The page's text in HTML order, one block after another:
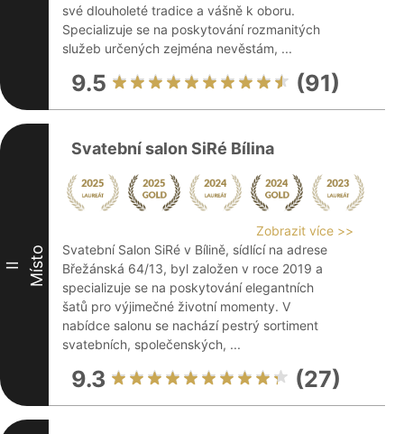
své dlouholeté tradice a vášně k oboru.
Specializuje se na poskytování rozmanitých
služeb určených zejména nevěstám, ...
9.5 (91)
II Místo
Svatební salon SiRé Bílina
Zobrazit více >>
Svatební Salon SiRé v Bílině, sídlící na adrese
Břežánská 64/13, byl založen v roce 2019 a
specializuje se na poskytování elegantních
šatů pro výjimečné životní momenty. V
nabídce salonu se nachází pestrý sortiment
svatebních, společenských, ...
9.3 (27)